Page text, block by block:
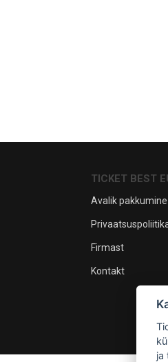
TICKET BEST
Avalik pakkumine
Firmast
Kontakt
ja